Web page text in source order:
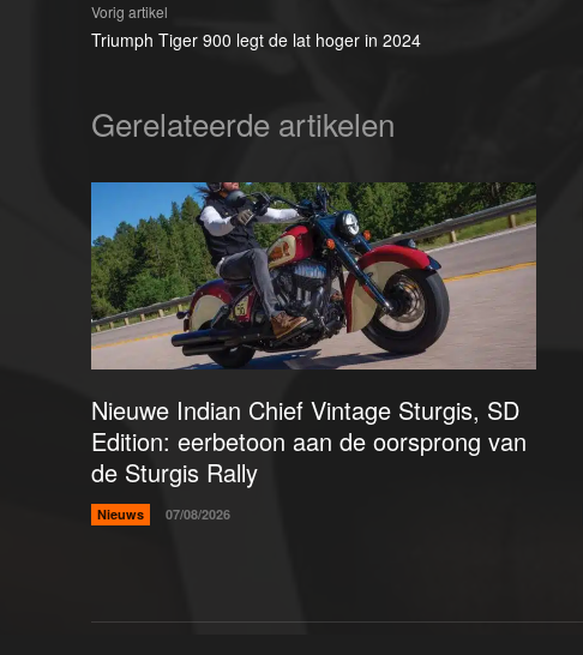
Vorig artikel
Triumph Tiger 900 legt de lat hoger in 2024
Gerelateerde artikelen
Nieuwe Indian Chief Vintage Sturgis, SD
Edition: eerbetoon aan de oorsprong van
de Sturgis Rally
Nieuws 07/08/2026